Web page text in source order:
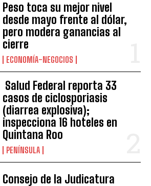
Peso toca su mejor nivel
desde mayo frente al dólar,
pero modera ganancias al
cierre
ECONOMÍA-NEGOCIOS
Salud Federal reporta 33
casos de ciclosporiasis
(diarrea explosiva);
inspecciona 16 hoteles en
Quintana Roo
PENÍNSULA
Consejo de la Judicatura